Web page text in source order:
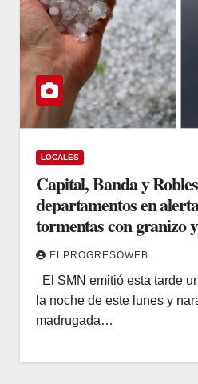
LOCALES
Capital, Banda y
departamentos en
tormentas con granizo
ELPROGRESOWEB
El SMN emitió esta tarde
la noche de este lunes y
madrugada…